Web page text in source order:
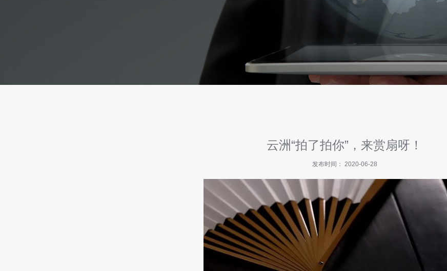
云洲“拍了拍你”，来赏扇呀！
发布时间： 2020-06-28